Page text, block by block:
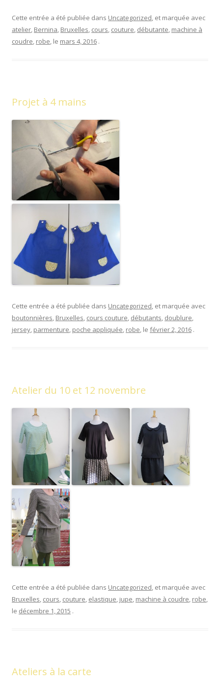
Cette entrée a été publiée dans Uncategorized, et marquée avec
atelier, Bernina, Bruxelles, cours, couture, débutante, machine à
coudre, robe, le mars 4, 2016 .
Projet à 4 mains
Cette entrée a été publiée dans Uncategorized, et marquée avec
boutonnières, Bruxelles, cours couture, débutants, doublure,
jersey, parmenture, poche appliquée, robe, le février 2, 2016 .
Atelier du 10 et 12 novembre
Cette entrée a été publiée dans Uncategorized, et marquée avec
Bruxelles, cours, couture, elastique, jupe, machine à coudre, robe,
le décembre 1, 2015 .
Ateliers à la carte